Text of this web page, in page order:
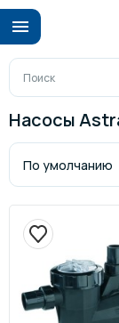
Насосы